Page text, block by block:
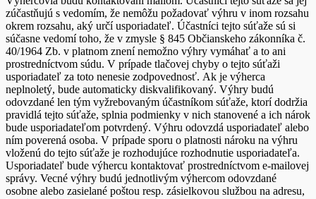
zúčastňujú s vedomím, že nemôžu požadovať výhru v inom rozsahu
okrem rozsahu, aký určí usporiadateľ. Účastníci tejto súťaže sú si
súčasne vedomí toho, že v zmysle § 845 Občianskeho zákonníka č.
40/1964 Zb. v platnom znení nemožno výhry vymáhať a to ani
prostredníctvom súdu. V prípade tlačovej chyby o tejto súťaži
usporiadateľ za toto nenesie zodpovednosť. Ak je výherca
neplnoletý, bude automaticky diskvalifikovaný. Výhry budú
odovzdané len tým vyžrebovaným účastníkom súťaže, ktorí dodržia
pravidlá tejto súťaže, splnia podmienky v nich stanovené a ich nárok
bude usporiadateľom potvrdený. Výhru odovzdá usporiadateľ alebo
ním poverená osoba. V prípade sporu o platnosti nároku na výhru
vloženú do tejto súťaže je rozhodujúce rozhodnutie usporiadateľa.
Usporiadateľ bude výhercu kontaktovať prostredníctvom e-mailovej
správy. Vecné výhry budú jednotlivým výhercom odovzdané
osobne alebo zasielané poštou resp. zásielkovou službou na adresu,